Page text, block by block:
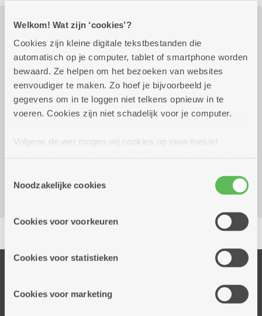
Welkom! Wat zijn ‘cookies’?
Cookies zijn kleine digitale tekstbestanden die
automatisch op je computer, tablet of smartphone worden
bewaard. Ze helpen om het bezoeken van websites
eenvoudiger te maken. Zo hoef je bijvoorbeeld je
gegevens om in te loggen niet telkens opnieuw in te
voeren. Cookies zijn niet schadelijk voor je computer.
Volgens de wet mogen wij cookies op jouw toestel
cookies hebben we jouw toestemming nodig. Sommige
cookies worden geplaatst door derde partijen die een
informatie over jouw (geanonimiseerd) gebruik van onze
partners kunnen deze gegevens combineren met andere
Noodzakelijke cookies
Cookies voor voorkeuren
Cookies voor statistieken
Cookies voor marketing
Praktisch
dinsdag 11 augustus
2026
14.00 uur tot 16.30
uur
2180 Ekeren
Delen
Thuisdiensten